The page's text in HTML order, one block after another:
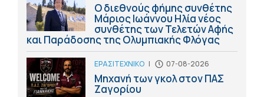
Ο διεθνούς φήμης συνθέτης
Μάριος Ιωάννου Ηλία νέος
συνθέτης των Τελετών Αφής
και Παράδοσης της Ολυμπιακής Φλόγας
ΕΡΑΣΙΤΕΧΝΙΚΟ | 07-08-2026
Μηχανή των γκολ στον ΠΑΣ
Ζαγορίου